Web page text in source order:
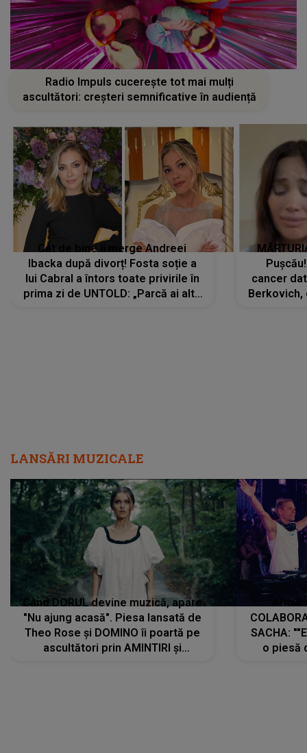
Radio Impuls cucerește tot mai mulți
ascultători: creșteri semnificative în audiență
Cât de bine îi merge Andreei
Ibacka după divorț! Fosta soție a
lui Cabral a întors toate privirile în
prima zi de UNTOLD: „Parcă ai altă
cancer
Berkovich,
LANSĂRI MUZICALE
Când DORUL devine muzică, apare
"Nu ajung acasă". Piesa lansată de
Theo Rose și DOMINO îi poartă pe
ascultători prin AMINTIRI și
SACHA:
o piesă